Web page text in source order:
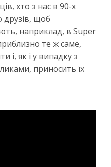
хто з нас в 90-х
друзів, щоб
наприклад, в Super
те ж саме,
і, як і у випадку з
приносить їх